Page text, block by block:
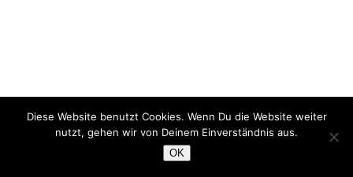
Diese Website benutzt Cookies. Wenn Du die Website weiter
nutzt, gehen wir von Deinem Einverständnis aus.
OK